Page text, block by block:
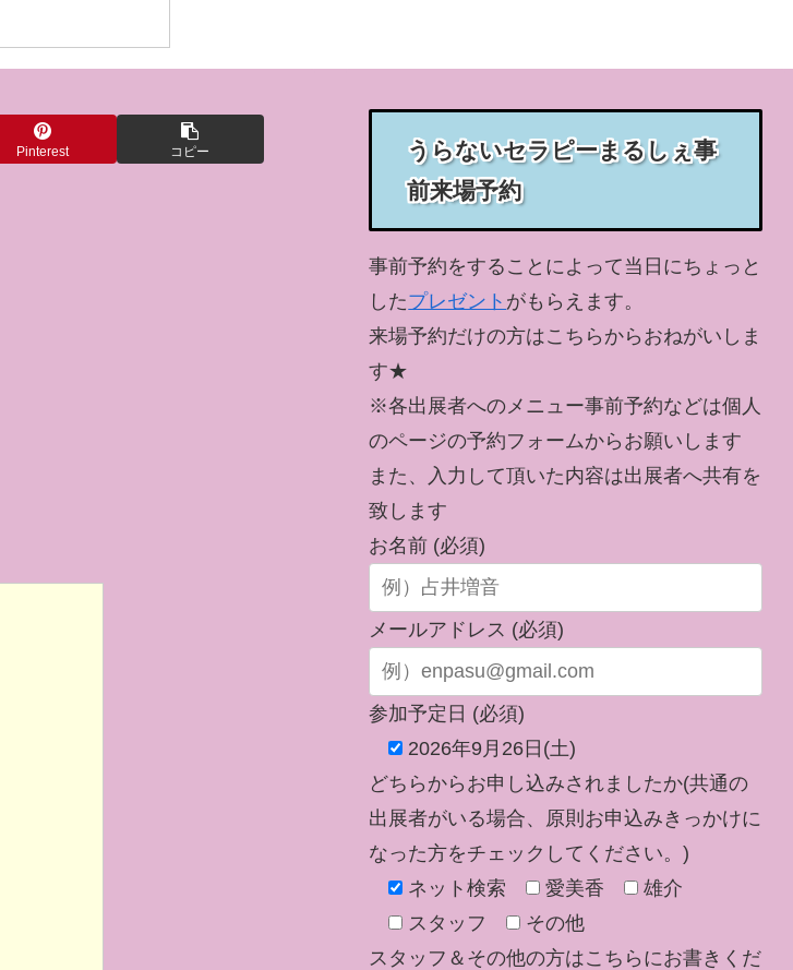
Pinterest コピー
うらないセラピーまるしぇ事
前来場予約
事前予約をすることによって当日にちょっと
したプレゼント がもらえます。
来場予約だけの方はこちらからおねがいしま
す★
※各出展者へのメニュー事前予約などは個人
のページの予約フォームからお願いします
また、入力して頂いた内容は出展者へ共有を
致します
お名前 (必須)
メールアドレス (必須)
参加予定日 (必須)
2026年9月26日(土)
どちらからお申し込みされましたか(共通の
出展者がいる場合、原則お申込みきっかけに
なった方をチェックしてください。)
ネット検索
愛美香
雄介
スタッフ
その他
スタッフ＆その他の方はこちらにお書きくだ